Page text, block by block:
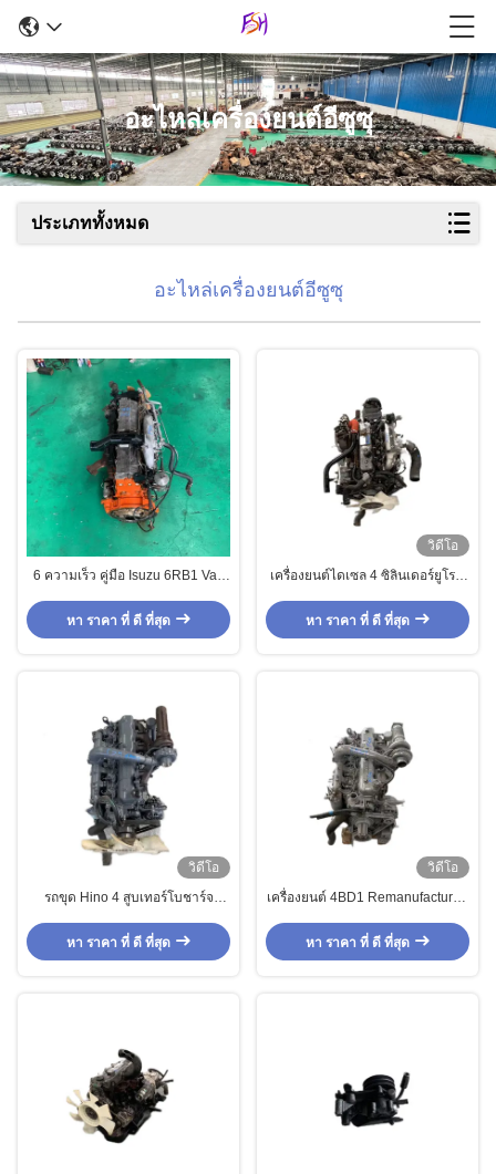
อะไหล่เครื่องยนต์อีซูซุ
ประเภททั้งหมด
อะไหล่เครื่องยนต์อีซูซุ
6 ความเร็ว คู่มือ Isuzu 6RB1 Van
หนัก
หา ราคา ที่ ดี ที่สุด
วิดีโอ
เครื่องยนต์ไดเซล 4 ซิลินเดอร์ยูโร 4
หา ราคา ที่ ดี ที่สุด
วิดีโอ
รถขุด Hino 4 สูบเทอร์โบชาร์จ
หา ราคา ที่ ดี ที่สุด
วิดีโอ
เครื่องยนต์ 4BD1 Remanufactured
6WG1 6BG1T มอเตอร์เดิมใช้แล้ว
เครื่องยนต์ดีเซล 4BD1 สำหรับรถขุด
หา ราคา ที่ ดี ที่สุด